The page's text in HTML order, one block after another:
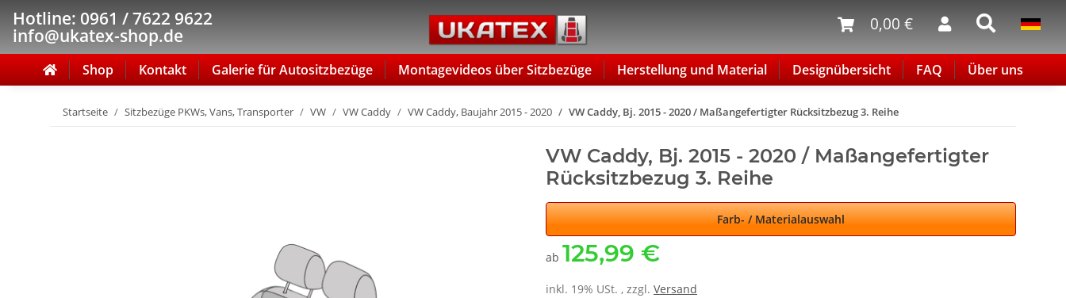
Hotline: 0961 / 7622 9622
info@ukatex-shop.de
0,00 €
Shop Kontakt Galerie für Autositzbezüge Montagevideos über Sitzbezüge Herstellung und Material Designübersicht FAQ Über uns
Startseite Sitzbezüge PKWs, Vans, Transporter VW VW Caddy VW Caddy, Baujahr 2015 - 2020 VW Caddy, Bj. 2015 - 2020 / Maßangefertigter Rücksitzbezug 3. Reihe
VW Caddy, Bj. 2015 - 2020 / Maßangefertigter
Rücksitzbezug 3. Reihe
Farb- / Materialauswahl
ab 125,99 €
inkl. 19% USt. , zzgl. Versand